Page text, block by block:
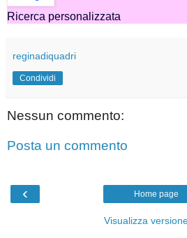
Ricerca personalizzata
reginadiquadri
Condividi
Nessun commento:
Posta un commento
‹ Home page
Visualizza